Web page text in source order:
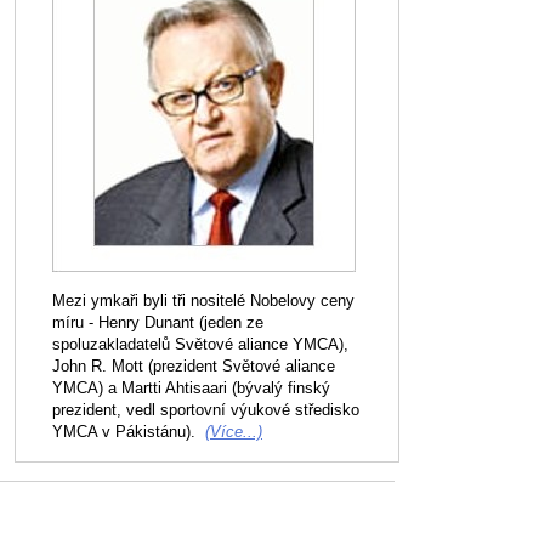
Mezi ymkaři byli tři nositelé Nobelovy ceny
míru - Henry Dunant (jeden ze
spoluzakladatelů Světové aliance YMCA),
John R. Mott (prezident Světové aliance
YMCA) a Martti Ahtisaari (bývalý finský
prezident, vedl sportovní výukové středisko
YMCA v Pákistánu). (Více...)